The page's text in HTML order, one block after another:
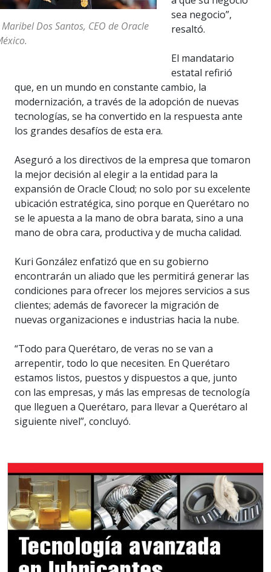
Maribel Dos Santos, CEO de Oracle
sea negocio”,
resaltó.
El mandatario
estatal refirió
que, en un mundo en constante cambio, la
modernización, a través de la adopción de nuevas
tecnologías, se ha convertido en la respuesta ante
los grandes desafíos de esta era.
Aseguró a los directivos de la empresa que tomaron
la mejor decisión al elegir a la entidad para la
expansión de Oracle Cloud; no solo por su excelente
ubicación estratégica, sino porque en Querétaro no
se le apuesta a la mano de obra barata, sino a una
mano de obra cara, productiva y de mucha calidad.
Kuri González enfatizó que en su gobierno
encontrarán un aliado que les permitirá generar las
condiciones para ofrecer los mejores servicios a sus
clientes; además de favorecer la migración de
nuevas organizaciones e industrias hacia la nube.
“Todo para Querétaro, de veras no se van a
arrepentir, todo lo que necesiten. En Querétaro
estamos listos, puestos y dispuestos a que, junto
con las empresas, y más las empresas de tecnología
que lleguen a Querétaro, para llevar a Querétaro al
siguiente nivel”, concluyó.